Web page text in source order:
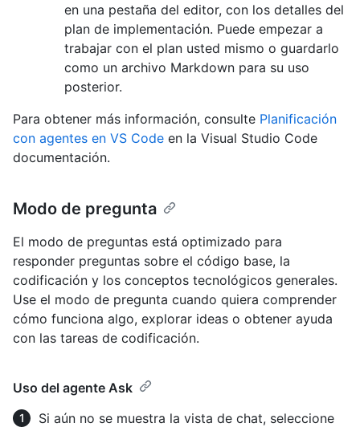
en una pestaña del editor, con los detalles del
plan de implementación. Puede empezar a
trabajar con el plan usted mismo o guardarlo
como un archivo Markdown para su uso
posterior.
Para obtener más información, consulte Planificación
con agentes en VS Code en la Visual Studio Code
documentación.
Modo de pregunta
El modo de preguntas está optimizado para
responder preguntas sobre el código base, la
codificación y los conceptos tecnológicos generales.
Use el modo de pregunta cuando quiera comprender
cómo funciona algo, explorar ideas o obtener ayuda
con las tareas de codificación.
Uso del agente Ask
Si aún no se muestra la vista de chat, seleccione